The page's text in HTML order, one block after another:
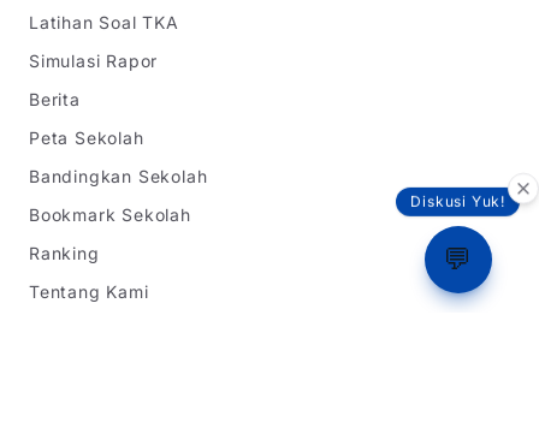
Diskusi Yuk!
💬
Latihan Soal TKA
Simulasi Rapor
Berita
Peta Sekolah
Bandingkan Sekolah
Bookmark Sekolah
Ranking
Tentang Kami